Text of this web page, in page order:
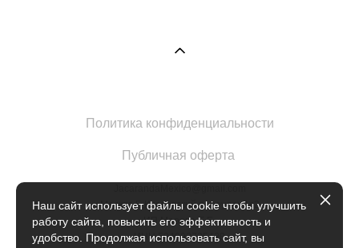
Политика конфиденциальности
Публичная оферта
Москва Б.Кисловский переулок 1с2
ИП Марова Е.Е.
ИНН 504902735420
Наш сайт использует файлы cookie чтобы улучшить
работу сайта, повысить его эффективность и
удобство. Продолжая использовать сайт, вы